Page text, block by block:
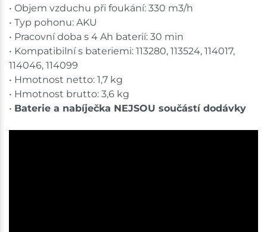
• Objem vzduchu při foukání: 330 m3/h
• Typ pohonu: AKU
• Pracovní doba s 4 Ah baterií: 30 min
• Kompatibilní s bateriemi: 113280, 113524, 114017,
114046, 114099
• Hmotnost netto: 1,7 kg
• Hmotnost brutto: 3,6 kg
• Baterie a nabíječka NEJSOU součástí dodávky